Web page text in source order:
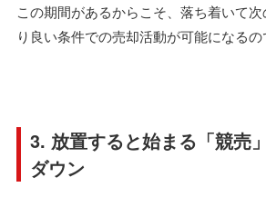
この期間があるからこそ、落ち着いて
り良い条件での売却活動が可能になるの
3. 放置すると始まる「競売
ダウン